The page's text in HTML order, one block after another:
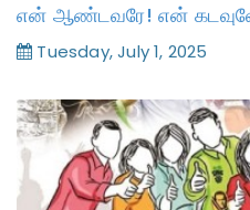
என் ஆண்டவரே! என்
Tuesday, July 1, 2025